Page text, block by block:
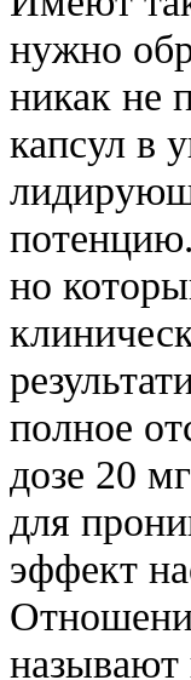
нужно
никак не
капсул в
но
полное
дозе 20
для
эффект
называют